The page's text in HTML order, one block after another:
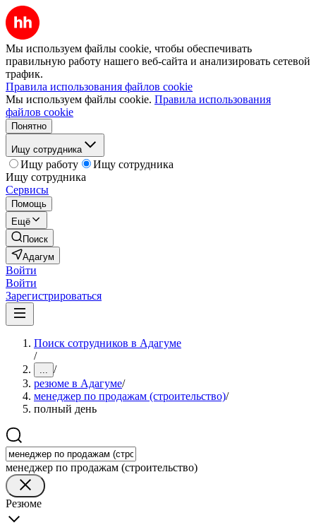
Мы используем файлы cookie, чтобы обеспечивать
правильную работу нашего веб-сайта и анализировать сетевой
трафик.
Правила использования файлов cookie
Мы используем файлы cookie. Правила использования
файлов cookie
Понятно
Ищу сотрудника
Ищу работу
Ищу сотрудника
Ищу сотрудника
Сервисы
Помощь
Ещё
Поиск
Адагум
Войти
Войти
Зарегистрироваться
Поиск сотрудников в Адагуме
/
... /
резюме в Адагуме/
менеджер по продажам (строительство)/
полный день
менеджер по продажам (строительство)
Резюме